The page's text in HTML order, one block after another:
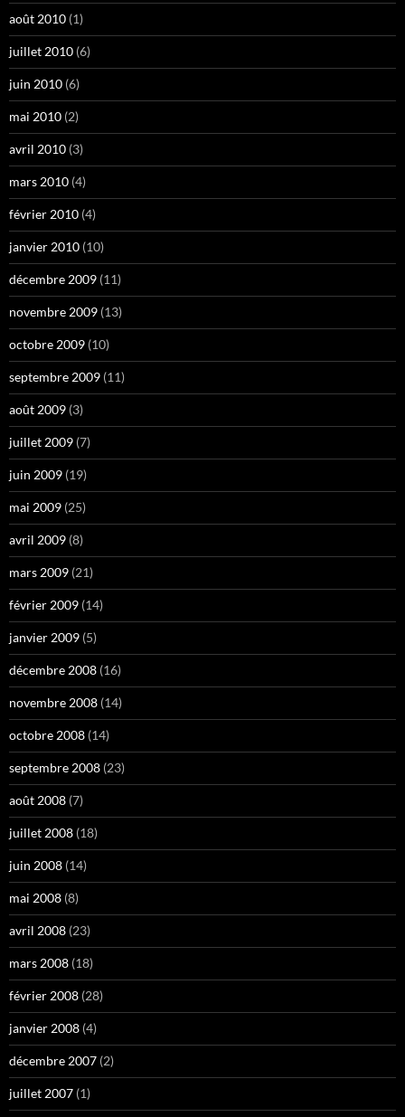
août 2010 (1)
juillet 2010 (6)
juin 2010 (6)
mai 2010 (2)
avril 2010 (3)
mars 2010 (4)
février 2010 (4)
janvier 2010 (10)
décembre 2009 (11)
novembre 2009 (13)
octobre 2009 (10)
septembre 2009 (11)
août 2009 (3)
juillet 2009 (7)
juin 2009 (19)
mai 2009 (25)
avril 2009 (8)
mars 2009 (21)
février 2009 (14)
janvier 2009 (5)
décembre 2008 (16)
novembre 2008 (14)
octobre 2008 (14)
septembre 2008 (23)
août 2008 (7)
juillet 2008 (18)
juin 2008 (14)
mai 2008 (8)
avril 2008 (23)
mars 2008 (18)
février 2008 (28)
janvier 2008 (4)
décembre 2007 (2)
juillet 2007 (1)